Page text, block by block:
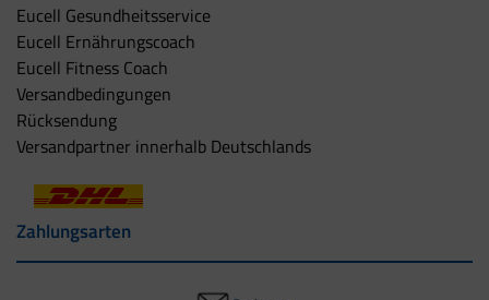
Eucell Gesundheitsservice
Eucell Ernährungscoach
Eucell Fitness Coach
Versandbedingungen
Rücksendung
Versandpartner innerhalb Deutschlands
Zahlungsarten